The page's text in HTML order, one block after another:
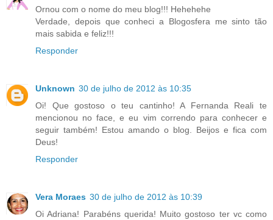
Ornou com o nome do meu blog!!! Hehehehe
Verdade, depois que conheci a Blogosfera me sinto tão
mais sabida e feliz!!!
Responder
Unknown 30 de julho de 2012 às 10:35
Oi! Que gostoso o teu cantinho! A Fernanda Reali te
mencionou no face, e eu vim correndo para conhecer e
seguir também! Estou amando o blog. Beijos e fica com
Deus!
Responder
Vera Moraes 30 de julho de 2012 às 10:39
Oi Adriana! Parabéns querida! Muito gostoso ter vc como